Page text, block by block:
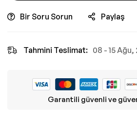
Bir Soru Sorun Paylaş
Tahmini Teslimat: 08 - 15 Ağu,
Garantili güvenli ve